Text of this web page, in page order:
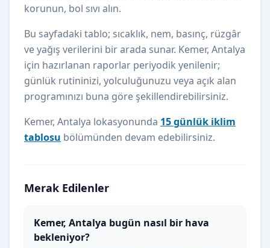
korunun, bol sıvı alın.
Bu sayfadaki tablo; sıcaklık, nem, basınç, rüzgâr
ve yağış verilerini bir arada sunar. Kemer, Antalya
için hazırlanan raporlar periyodik yenilenir;
günlük rutininizi, yolculuğunuzu veya açık alan
programınızı buna göre şekillendirebilirsiniz.
Kemer, Antalya lokasyonunda 15 günlük iklim
tablosu bölümünden devam edebilirsiniz.
Merak Edilenler
Kemer, Antalya bugün nasıl bir hava
bekleniyor?